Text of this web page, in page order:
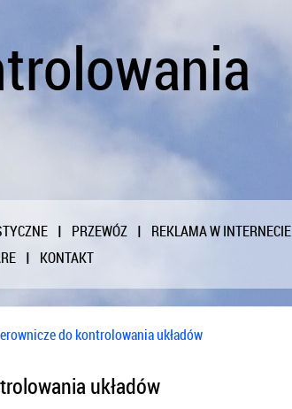
PRZEWÓZ
REKLAMA W INTERNECIE
KONTAKT
do kontrolowania układów
układów